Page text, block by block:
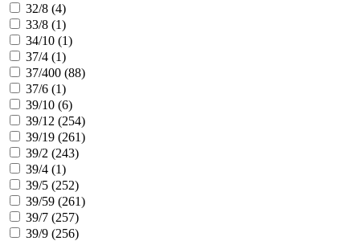
32/8 (4)
33/8 (1)
34/10 (1)
37/4 (1)
37/400 (88)
37/6 (1)
39/10 (6)
39/12 (254)
39/19 (261)
39/2 (243)
39/4 (1)
39/5 (252)
39/59 (261)
39/7 (257)
39/9 (256)